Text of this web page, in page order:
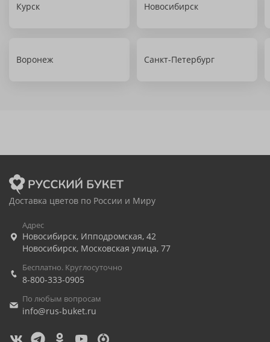
Курск Новосибирск
Воронеж Санкт-Петербург
Доставка цветов по России и Миру
Адрес
Новосибирск, Ипподромская, 42
Новосибирск, Московская улица, 77
Бесплатно. Круглосуточно
8-800-333-0905
По любым вопросам
info@rus-buket.ru